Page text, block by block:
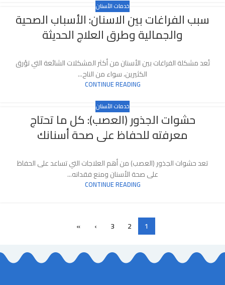
خدمات الأسنان
سبب الفراغات بين الاسنان: الأسباب الصحية
والجمالية وطرق العلاج الحديثة
تُعد مشكلة الفراغات بين الأسنان من أكثر المشكلات الشائعة التي تؤرق
الكثيرين، سواء من الناح...
CONTINUE READING
خدمات الأسنان
حشوات الجذور (العصب): كل ما تحتاج
معرفته للحفاظ على صحة أسنانك
تعد حشوات الجذور (العصب) من أهم العلاجات التي تساعد على الحفاظ
على صحة الأسنان ومنع فقدانه...
CONTINUE READING
1
2
3
›
»